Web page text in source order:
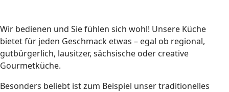
Wir bedienen und Sie fühlen sich wohl! Unsere Küche
bietet für jeden Geschmack etwas – egal ob regional,
gutbürgerlich, lausitzer, sächsische oder creative
Gourmetküche.
Besonders beliebt ist zum Beispiel unser traditionelles